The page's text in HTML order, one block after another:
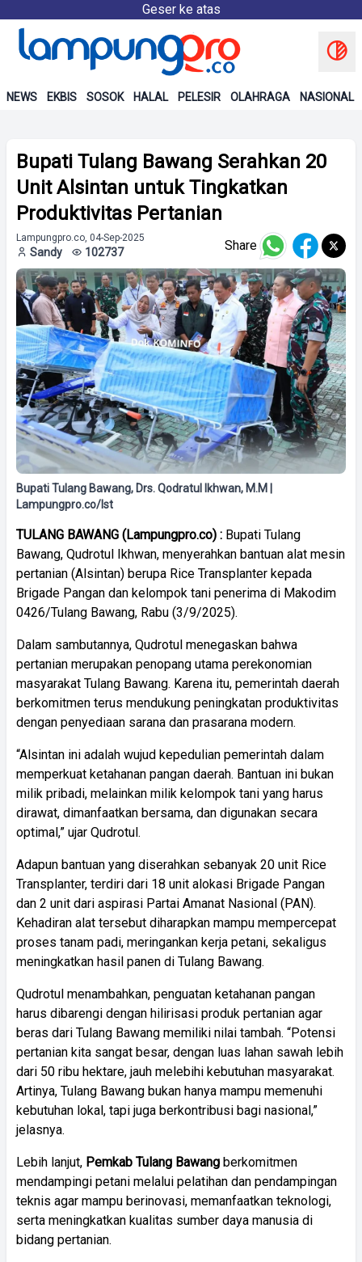
Geser ke atas
NEWS EKBIS SOSOK HALAL PELESIR OLAHRAGA NASIONAL
Bupati Tulang Bawang Serahkan 20
Unit Alsintan untuk Tingkatkan
Produktivitas Pertanian
Lampungpro.co, 04-Sep-2025
Sandy 102737 Share
Bupati Tulang Bawang, Drs. Qodratul Ikhwan, M.M |
Lampungpro.co/Ist
TULANG BAWANG (Lampungpro.co) : Bupati Tulang
Bawang, Qudrotul Ikhwan, menyerahkan bantuan alat mesin
pertanian (Alsintan) berupa Rice Transplanter kepada
Brigade Pangan dan kelompok tani penerima di Makodim
0426/Tulang Bawang, Rabu (3/9/2025).
Dalam sambutannya, Qudrotul menegaskan bahwa
pertanian merupakan penopang utama perekonomian
masyarakat Tulang Bawang. Karena itu, pemerintah daerah
berkomitmen terus mendukung peningkatan produktivitas
dengan penyediaan sarana dan prasarana modern.
“Alsintan ini adalah wujud kepedulian pemerintah dalam
memperkuat ketahanan pangan daerah. Bantuan ini bukan
milik pribadi, melainkan milik kelompok tani yang harus
dirawat, dimanfaatkan bersama, dan digunakan secara
optimal,” ujar Qudrotul.
Adapun bantuan yang diserahkan sebanyak 20 unit Rice
Transplanter, terdiri dari 18 unit alokasi Brigade Pangan
dan 2 unit dari aspirasi Partai Amanat Nasional (PAN).
Kehadiran alat tersebut diharapkan mampu mempercepat
proses tanam padi, meringankan kerja petani, sekaligus
meningkatkan hasil panen di Tulang Bawang.
Qudrotul menambahkan, penguatan ketahanan pangan
harus dibarengi dengan hilirisasi produk pertanian agar
beras dari Tulang Bawang memiliki nilai tambah. “Potensi
pertanian kita sangat besar, dengan luas lahan sawah lebih
dari 50 ribu hektare, jauh melebihi kebutuhan masyarakat.
Artinya, Tulang Bawang bukan hanya mampu memenuhi
kebutuhan lokal, tapi juga berkontribusi bagi nasional,”
jelasnya.
Lebih lanjut, Pemkab Tulang Bawang berkomitmen
mendampingi petani melalui pelatihan dan pendampingan
teknis agar mampu berinovasi, memanfaatkan teknologi,
serta meningkatkan kualitas sumber daya manusia di
bidang pertanian.